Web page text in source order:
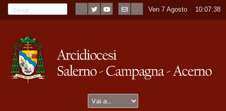
Ven 7 Agosto 10:07:38